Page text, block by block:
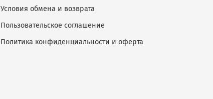
Условия обмена и возврата
Пользовательское соглашение
Политика конфиденциальности и оферта